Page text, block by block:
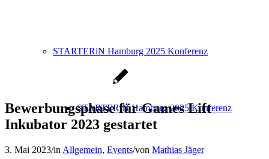
STARTERiN Hamburg 2025 Konferenz
STARTERiN Hamburg 2025 Konferenz
Bewerbungsphase für Games Lift
Inkubator 2023 gestartet
3. Mai 2023/in Allgemein, Events/von Mathias Jäger